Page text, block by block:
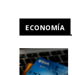
ECONOMÍA